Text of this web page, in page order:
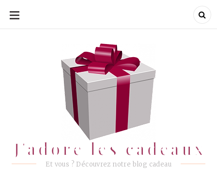
ALLER
CONTENU
J'adore les cadeaux
Et vous ? Découvrez notre blog cadeau
J'adore les cadeaux